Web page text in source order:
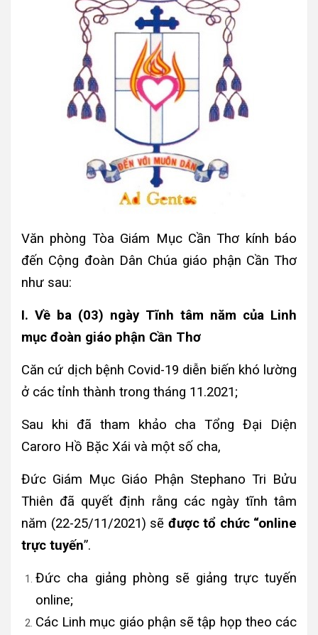
Văn phòng Tòa Giám Mục Cần Thơ kính báo
đến Cộng đoàn Dân Chúa giáo phận Cần Thơ
như sau:
I. Về ba (03) ngày Tĩnh tâm năm của Linh
mục đoàn giáo phận Cần Thơ
Căn cứ dịch bệnh Covid-19 diễn biến khó lường
ở các tỉnh thành trong tháng 11.2021;
Sau khi đã tham khảo cha Tổng Đại Diện
Caroro Hồ Bặc Xái và một số cha,
Đức Giám Mục Giáo Phận Stephano Tri Bửu
Thiên đã quyết định rằng các ngày tĩnh tâm
năm (22-25/11/2021) sẽ được tổ chức “online
trực tuyến”.
Đức cha giảng phòng sẽ giảng trực tuyến
online;
Các Linh mục giáo phận sẽ tập họp theo các